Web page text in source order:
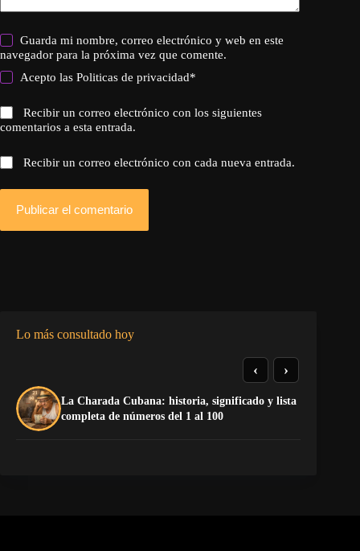
Guarda mi nombre, correo electrónico y web en este
navegador para la próxima vez que comente.
Acepto lasPoliticas de privacidad*
Recibir un correo electrónico con los siguientes
comentarios a esta entrada.
Recibir un correo electrónico con cada nueva entrada.
Publicar el comentario
Lo más consultado hoy
La Charada Cubana: historia, significado y lista
completa de números del 1 al 100
‹ ›